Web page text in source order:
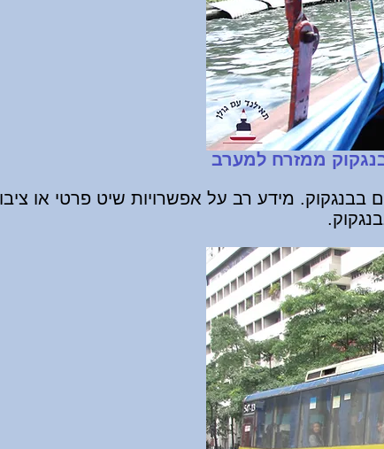
ממזרח למערב
בבנגקוק. מידע רב על אפשרויות שיט פרטי או